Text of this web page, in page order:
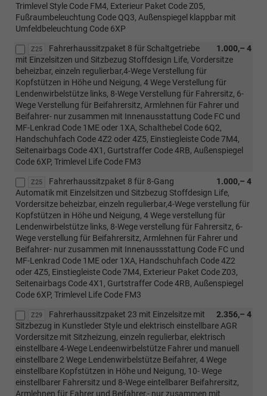
Trimlevel Style Code FM4, Exterieur Paket Code Z05,
Fußraumbeleuchtung Code QQ3, Außenspiegel klappbar mit
Umfeldbeleuchtung Code 6XP
Z25 1.000,– 4
Fahrerhaussitzpaket 8 für Schaltgetriebe
mit Einzelsitzen und Sitzbezug Stoffdesign Life, Vordersitze
beheizbar, einzeln regulierbar,4-Wege Verstellung für
Kopfstützen in Höhe und Neigung, 4 Wege Verstellung für
Lendenwirbelstütze links, 8-Wege Verstellung für Fahrersitz, 6-
Wege Verstellung für Beifahrersitz, Armlehnen für Fahrer und
Beifahrer- nur zusammen mit Innenausstattung Code FC und
MF-Lenkrad Code 1ME oder 1XA, Schalthebel Code 6Q2,
Handschuhfach Code 4Z2 oder 4Z5, Einstiegleiste Code 7M4,
Seitenairbags Code 4X1, Gurtstraffer Code 4RB, Außenspiegel
Code 6XP, Trimlevel Life Code FM3
Z25 1.000,– 4
Fahrerhaussitzpaket 8 für 8-Gang
Automatik mit Einzelsitzen und Sitzbezug Stoffdesign Life,
Vordersitze beheizbar, einzeln regulierbar,4-Wege verstellung für
Kopfstützen in Höhe und Neigung, 4 Wege verstellung für
Lendenwirbelstütze links, 8-Wege verstellung für Fahrersitz, 6-
Wege verstellung für Beifahrersitz, Armlehnen für Fahrer und
Beifahrer- nur zusammen mit Innenaussstattung Code FC und
MF-Lenkrad Code 1ME oder 1XA, Handschuhfach Code 4Z2
oder 4Z5, Einstiegleiste Code 7M4, Exterieur Paket Code Z03,
Seitenairbags Code 4X1, Gurtstraffer Code 4RB, Außenspiegel
Code 6XP, Trimlevel Life Code FM3
Z29 2.356,– 4
Fahrerhaussitzpaket 23 mit Einzelsitze mit
Sitzbezug in Kunstleder Style und elektrisch einstellbare AGR
Vordersitze mit Sitzheizung, einzeln regulierbar, elektrisch
einstellbare 4-Wege Lendeenwirbelstütze Fahrer und manuell
einstellbare 2 Wege Lendenwirbelstütze Beifahrer, 4 Wege
einstellbare Kopfstützen in Höhe und Neigung, 10- Wege
einstellbarer Fahrersitz und 8-Wege eintellbarer Beifahrersitz,
Armlehnen für Fahrer und Beifahrer,- nur zusammen mit